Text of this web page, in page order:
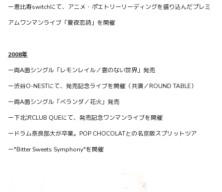
waffles officialがBitfanを更新しました
約2年前
ー恵比寿switchにて、アニメ・ポエトリーリーディングを盛り込んだプレミ
アムワンマンライブ「夏夜恋詩」を開催
2008年
ー両A面シングル「レモンレイル／雲のない世界」発売
ー渋谷O-NESTにて、発売記念ライブを開催（共演／ROUND TABLE）
ー両A面シングル「ベランダ／花火」発売
ー下北沢CLUB QUEにて、発売記念ワンマンライブを開催
ードラム奈良部大が卒業。POP CHOCOLATとの名京阪スプリットツア
ー"Bitter Sweets Symphony"を開催